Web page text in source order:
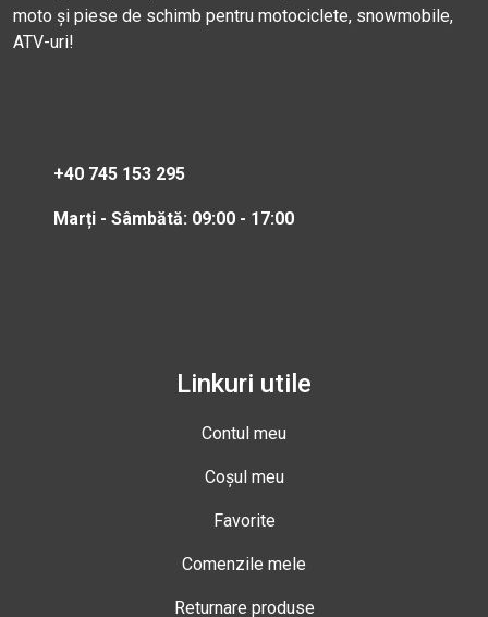
moto și piese de schimb pentru motociclete, snowmobile,
ATV-uri!
+40 745 153 295
Marți - Sâmbătă: 09:00 - 17:00
Linkuri utile
Contul meu
Coșul meu
Favorite
Comenzile mele
Returnare produse